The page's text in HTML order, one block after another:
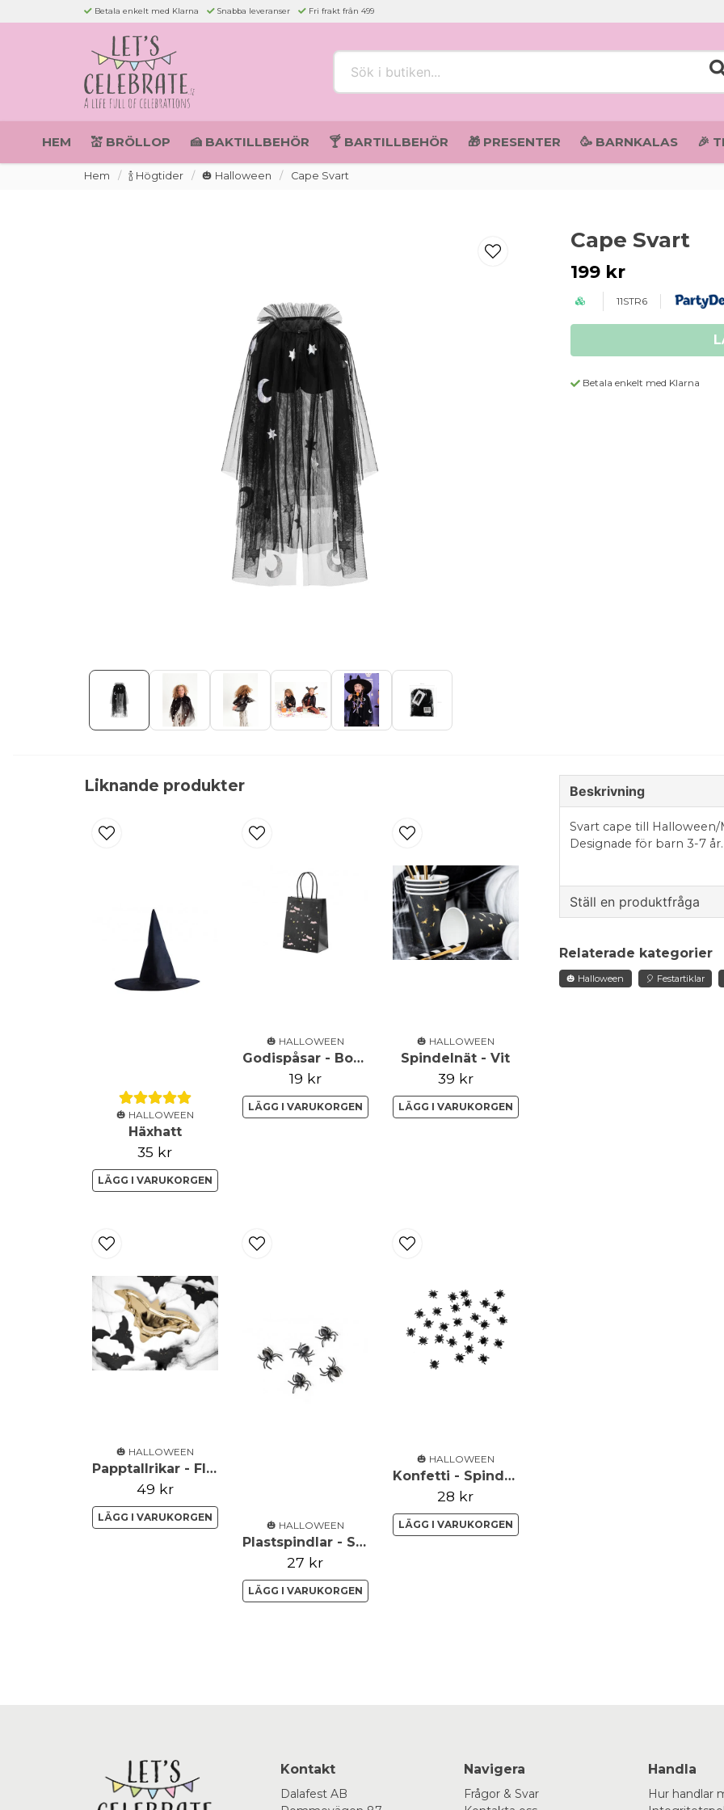
Betala enkelt med Klarna Snabba leveranser Fri frakt från 499
HEM 💒 BRÖLLOP 🍰 BAKTILLBEHÖR 🍸 BARTILLBEHÖR 🎁 PRESENTER 🥳 BARNKALAS 🎉
Hem 🍾 Högtider 🎃 Halloween Cape Svart
Cape Svart
199 kr
11STR6
Betala enkelt med Klarna
Liknande produkter
🎃 HALLOWEEN
Häxhatt
35 kr
LÄGG I VARUKORGEN
🎃 HALLOWEEN
Godispåsar - Boo - Svart
19 kr
LÄGG I VARUKORGEN
🎃 HALLOWEEN
Spindelnät - Vit
39 kr
LÄGG I VARUKORGEN
🎃 HALLOWEEN
Papptallrikar - Fladdermöss - Guld
49 kr
LÄGG I VARUKORGEN
🎃 HALLOWEEN
Plastspindlar - Svart
27 kr
LÄGG I VARUKORGEN
🎃 HALLOWEEN
Konfetti - Spindlar - Svarta
28 kr
LÄGG I VARUKORGEN
Beskrivning
Svart cape till Halloween/
Designade för barn 3-7 år.
Ställ en produktfråga
Fråga oss något om
Relaterade kategorier
🎃 Halloween 🎈 Festartiklar
Kontakt
Dalafest AB
Navigera
Frågor & Svar
Handla
Hur handlar